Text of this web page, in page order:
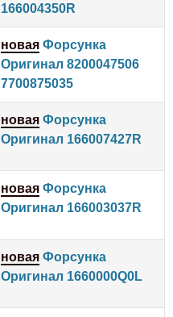
166004350R
новая Форсунка
Оригинал 8200047506
7700875035
новая Форсунка
Оригинал 166007427R
новая Форсунка
Оригинал 166003037R
новая Форсунка
Оригинал 1660000Q0L